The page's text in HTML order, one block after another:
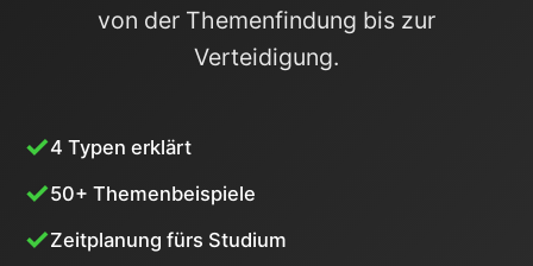
von der Themenfindung bis zur
Verteidigung.
4 Typen erklärt
50+ Themenbeispiele
Zeitplanung fürs Studium